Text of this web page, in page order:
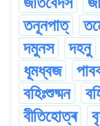
তনূনপাত্
দমুনস
দহনু
ধূমধ্বজ
বহিঃশুষ্মন
বীতিহোত্ৰ